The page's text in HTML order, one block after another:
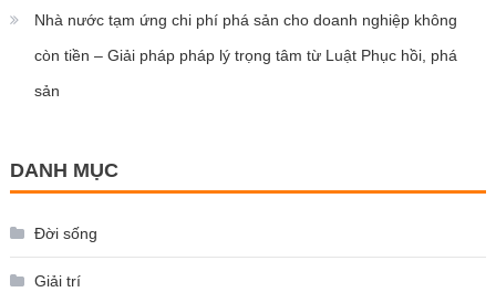
Nhà nước tạm ứng chi phí phá sản cho doanh nghiệp không
còn tiền – Giải pháp pháp lý trọng tâm từ Luật Phục hồi, phá
sản
DANH MỤC
Đời sống
Giải trí